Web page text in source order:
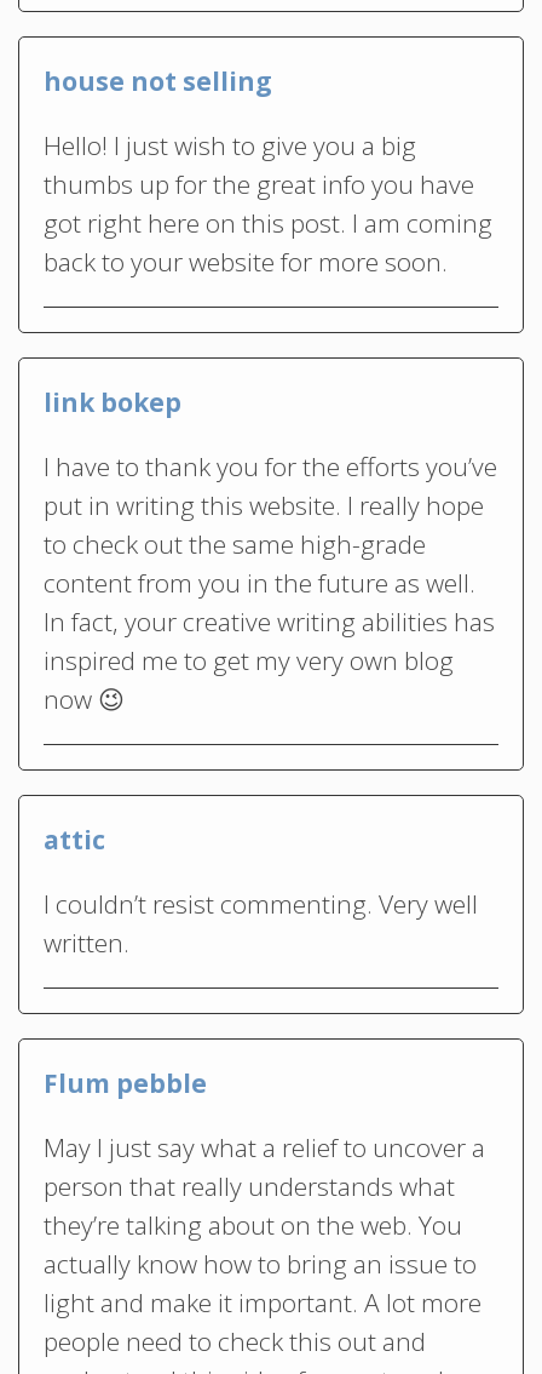
house not selling
Hello! I just wish to give you a big
thumbs up for the great info you have
got right here on this post. I am coming
back to your website for more soon.
link bokep
I have to thank you for the efforts you’ve
put in writing this website. I really hope
to check out the same high-grade
content from you in the future as well.
In fact, your creative writing abilities has
inspired me to get my very own blog
now 😉
attic
I couldn’t resist commenting. Very well
written.
Flum pebble
May I just say what a relief to uncover a
person that really understands what
they’re talking about on the web. You
actually know how to bring an issue to
light and make it important. A lot more
people need to check this out and